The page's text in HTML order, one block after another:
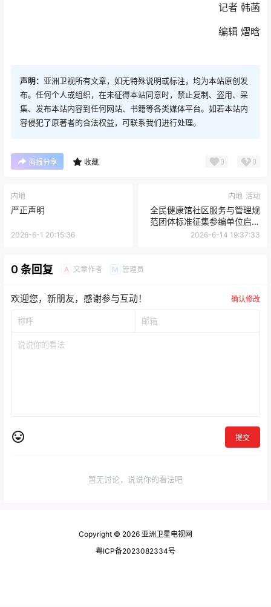
记者 韩菡
编辑 熠晗
声明： 亚洲卫视所有文章，如无特殊说明或标注，均为本站原创发
布。任何个人或组织，在未征得本站同意时，禁止复制、盗用、采
集、发布本站内容到任何网站、书籍等各类媒体平台。如若本站内
容侵犯了原著者的合法权益，可联系我们进行处理。
海报分享 收藏 0 0
内地
严正声明
2026-6-1 20:15:36
内地 活动
全民健康馆社区服务与管理规
范团体标准征集参编单位启动
推广会在京顺利举办
2026-6-14 19:37:33
0 条回复 A 文章作者 M 管理员
欢迎您，新朋友，感谢参与互动！ 确认修改
提交
暂无讨论，说说你的看法吧
Copyright © 2026 亚洲卫星电视网
粤ICP备2023082334号